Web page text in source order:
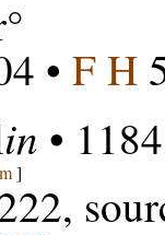
• F H
in •
]